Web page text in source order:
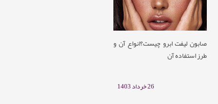
صابون لیفت ابرو چیست؟انواع آن و
طرز استفاده آن
26 خرداد 1403